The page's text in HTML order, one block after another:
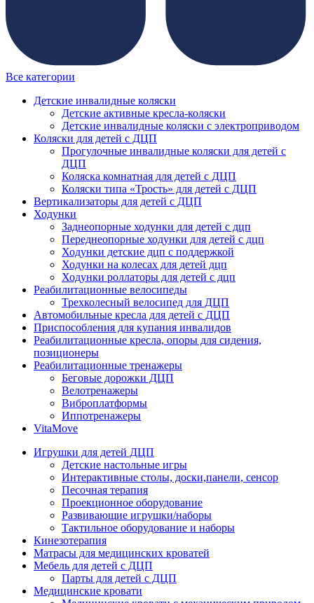
Все категории
Детские инвалидные коляски
Детские активные кресла-коляски
Детские инвалидные коляски с электроприводом
Коляски для детей с ДЦП
Прогулочные инвалидные коляски для детей с
ДЦП
Коляска комнатная для детей с ДЦП
Коляски типа «Трость» для детей с ДЦП
Вертикализаторы для детей с ДЦП
Ходунки
Заднеопорные ходунки для детей с дцп
Переднеопорные ходунки для детей с дцп
Ходунки детские дцп с поддержкой
Ходунки на колесах для детей дцп
Ходунки роллаторы для детей с дцп
Реабилитационные велосипеды
Трехколесный велосипед для ДЦП
Автомобильные кресла для детей с ДЦП
Приспособления для купания инвалидов
Реабилитационные кресла, опоры для сидения,
позиционеры
Реабилитационные тренажеры
Беговые дорожки ДЦП
Велотренажеры
Виброплатформы
Иппотренажеры
VitaMove
Игрушки для детей ДЦП
Детские настольные игры
Интерактивные столы, доски,панели, сенсор
Песочная терапия
Проекционное оборудование
Развивающие игрушки/наборы
Тактильное оборудование и наборы
Кинезотерапия
Матрасы для медицинских кроватей
Мебель для детей с ДЦП
Парты для детей с ДЦП
Медицинские кровати